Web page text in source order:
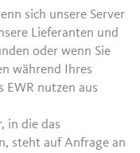
sich unsere Server
Lieferanten und
oder wenn Sie
während Ihres
EWR nutzen aus
in die das
steht auf Anfrage an